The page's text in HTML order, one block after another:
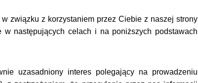
związku z korzystaniem przez Ciebie z naszej strony
następujących celach i na poniższych podstawach
uzasadniony interes polegający na prowadzeniu